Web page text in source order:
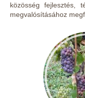
közösség fejlesztés,
megvalósításához